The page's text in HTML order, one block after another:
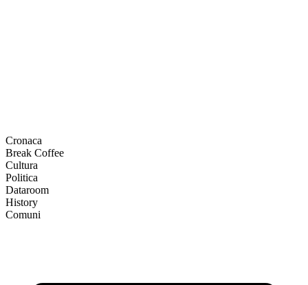
Cronaca
Break Coffee
Cultura
Politica
Dataroom
History
Comuni